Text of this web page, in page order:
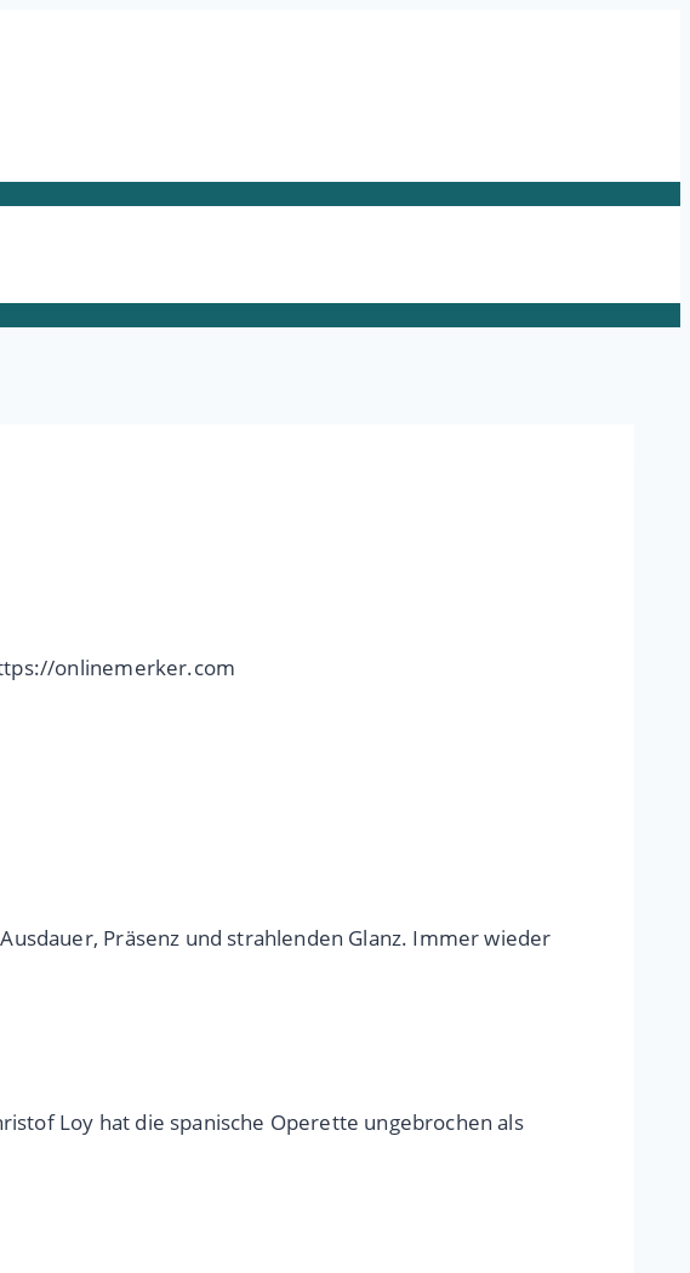
onlinemerker.com
Präsenz und strahlenden Glanz. Immer wieder
Loy hat die spanische Operette ungebrochen als